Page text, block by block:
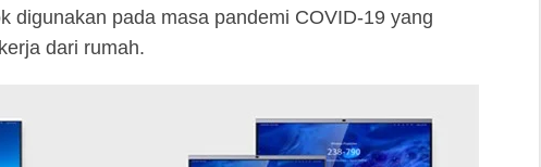
digunakan pada masa pandemi COVID-19 yang
dari rumah.